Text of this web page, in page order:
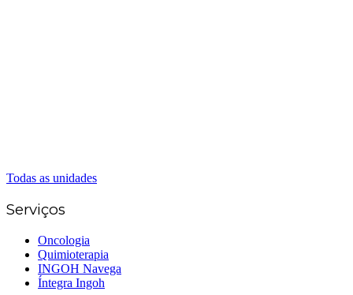
Todas as unidades
Serviços
Oncologia
Quimioterapia
INGOH Navega
Íntegra Ingoh